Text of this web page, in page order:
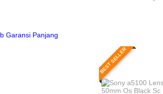
Garansi Panjang
BEST SELLER